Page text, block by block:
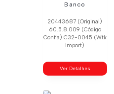
Banco
20443687 (Original)
60.5.8.009 (Código
Confia) C32-0045 (Wtk
Import)
Ver Detalhes